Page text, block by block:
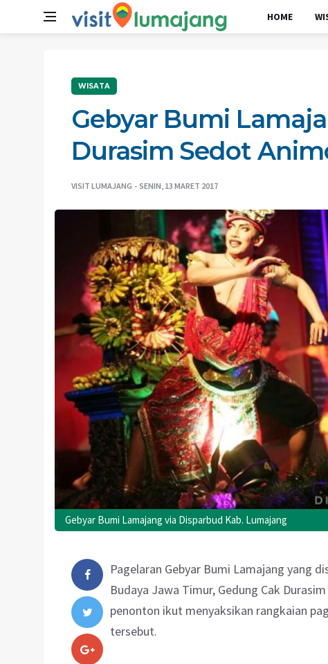
HOME
WISATA
Gebyar Bumi
Durasim Sedot
VISIT LUMAJANG SENIN, 13 MARET 2017
Gebyar Bumi Lamajang via Disparbud Kab. Lumajang
Pagelaran Gebyar Bumi Lamajang yang
Budaya Jawa Timur, Gedung Cak
penonton ikut menyaksikan rangkaian
tersebut.